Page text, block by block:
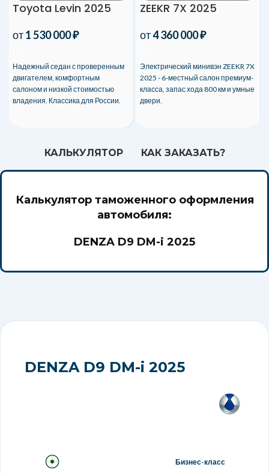
Toyota Levin 2025
от1 530 000₽
Надежный седан с проверенным
двигателем, комфортным
салоном и низкой стоимостью
владения. Классика для России.
ZEEKR 7X 2025
от4 360 000₽
Электрический минивэн ZEEKR 7X
2025 - 6-местный салон премиум-
класса, запас хода 800 км и умные
двери.
КАЛЬКУЛЯТОР КАК ЗАКАЗАТЬ?
Калькулятор таможенного оформления
автомобиля:
DENZA D9 DM-i 2025
DENZA D9 DM-i 2025
Бизнес-класс